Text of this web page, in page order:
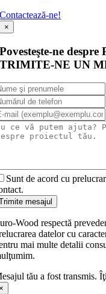
Contactează-ne!
×
Povesteşte-ne
TRIMITE-NE UN
Sunt de acord cu
mesajul
Wood respectă
datelor cu
mai multe detalii
tău a fost transmis.